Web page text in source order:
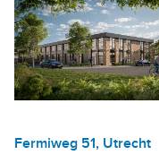
Fermiweg 51, Utrecht